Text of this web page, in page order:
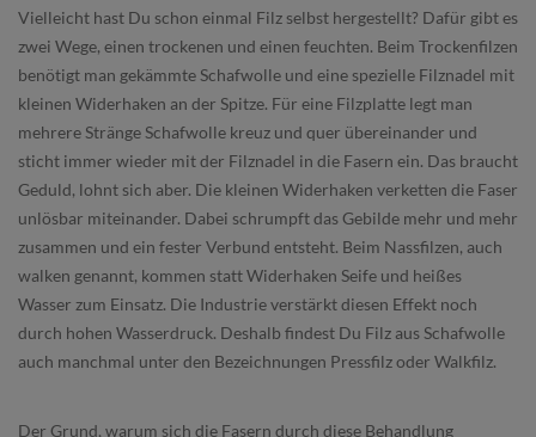
Vielleicht hast Du schon einmal Filz selbst hergestellt? Dafür gibt es
zwei Wege, einen trockenen und einen feuchten. Beim Trockenfilzen
benötigt man gekämmte Schafwolle und eine spezielle Filznadel mit
kleinen Widerhaken an der Spitze. Für eine Filzplatte legt man
mehrere Stränge Schafwolle kreuz und quer übereinander und
sticht immer wieder mit der Filznadel in die Fasern ein. Das braucht
Geduld, lohnt sich aber. Die kleinen Widerhaken verketten die Faser
unlösbar miteinander. Dabei schrumpft das Gebilde mehr und mehr
zusammen und ein fester Verbund entsteht. Beim Nassfilzen, auch
walken genannt, kommen statt Widerhaken Seife und heißes
Wasser zum Einsatz. Die Industrie verstärkt diesen Effekt noch
durch hohen Wasserdruck. Deshalb findest Du Filz aus Schafwolle
auch manchmal unter den Bezeichnungen Pressfilz oder Walkfilz.
Der Grund, warum sich die Fasern durch diese Behandlung